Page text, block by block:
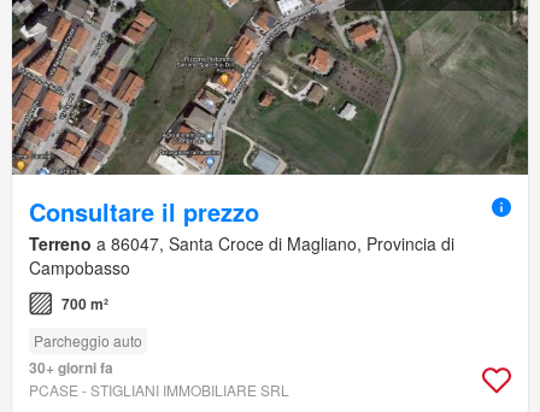
Consultare il prezzo
Terreno a 86047, Santa Croce di Magliano, Provincia di
Campobasso
700 m²
Parcheggio auto
30+ giorni fa
PCASE - STIGLIANI IMMOBILIARE SRL